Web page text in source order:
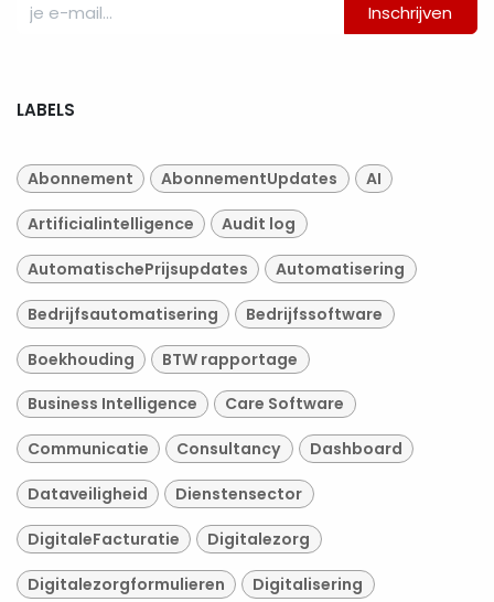
Inschrijven
LABELS
Abonnement AbonnementUpdates AI
Artificialintelligence Audit log
AutomatischePrijsupdates Automatisering
Bedrijfsautomatisering Bedrijfssoftware
Boekhouding BTW rapportage
Business Intelligence Care Software
Communicatie Consultancy Dashboard
Dataveiligheid Dienstensector
DigitaleFacturatie Digitalezorg
Digitalezorgformulieren Digitalisering